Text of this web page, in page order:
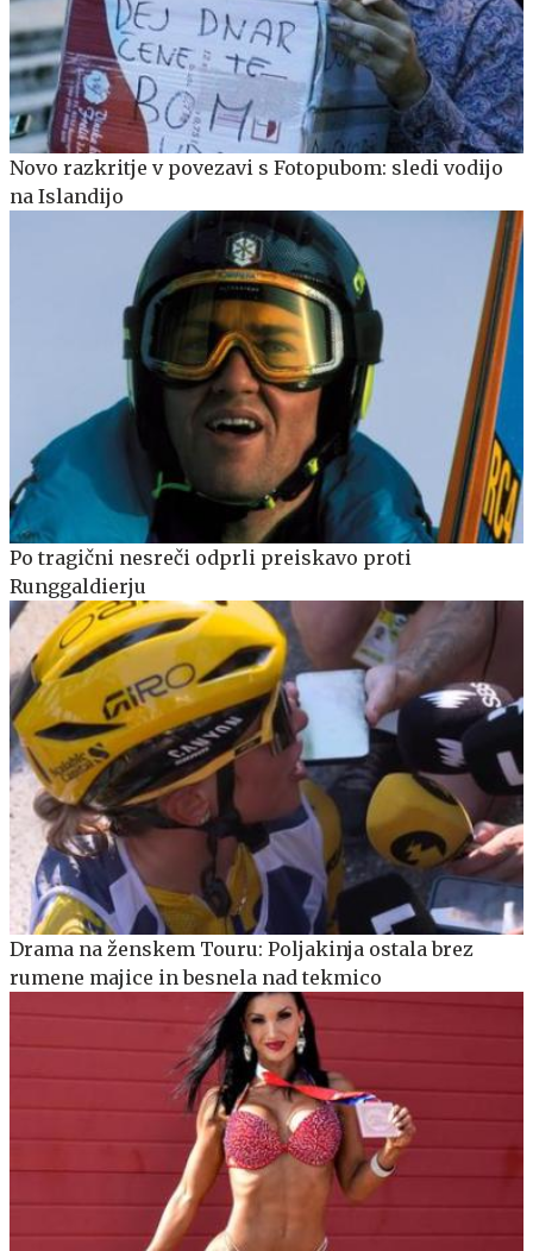
Novo razkritje v povezavi s Fotopubom: sledi vodijo
na Islandijo
Po tragični nesreči odprli preiskavo proti
Runggaldierju
Drama na ženskem Touru: Poljakinja ostala brez
rumene majice in besnela nad tekmico